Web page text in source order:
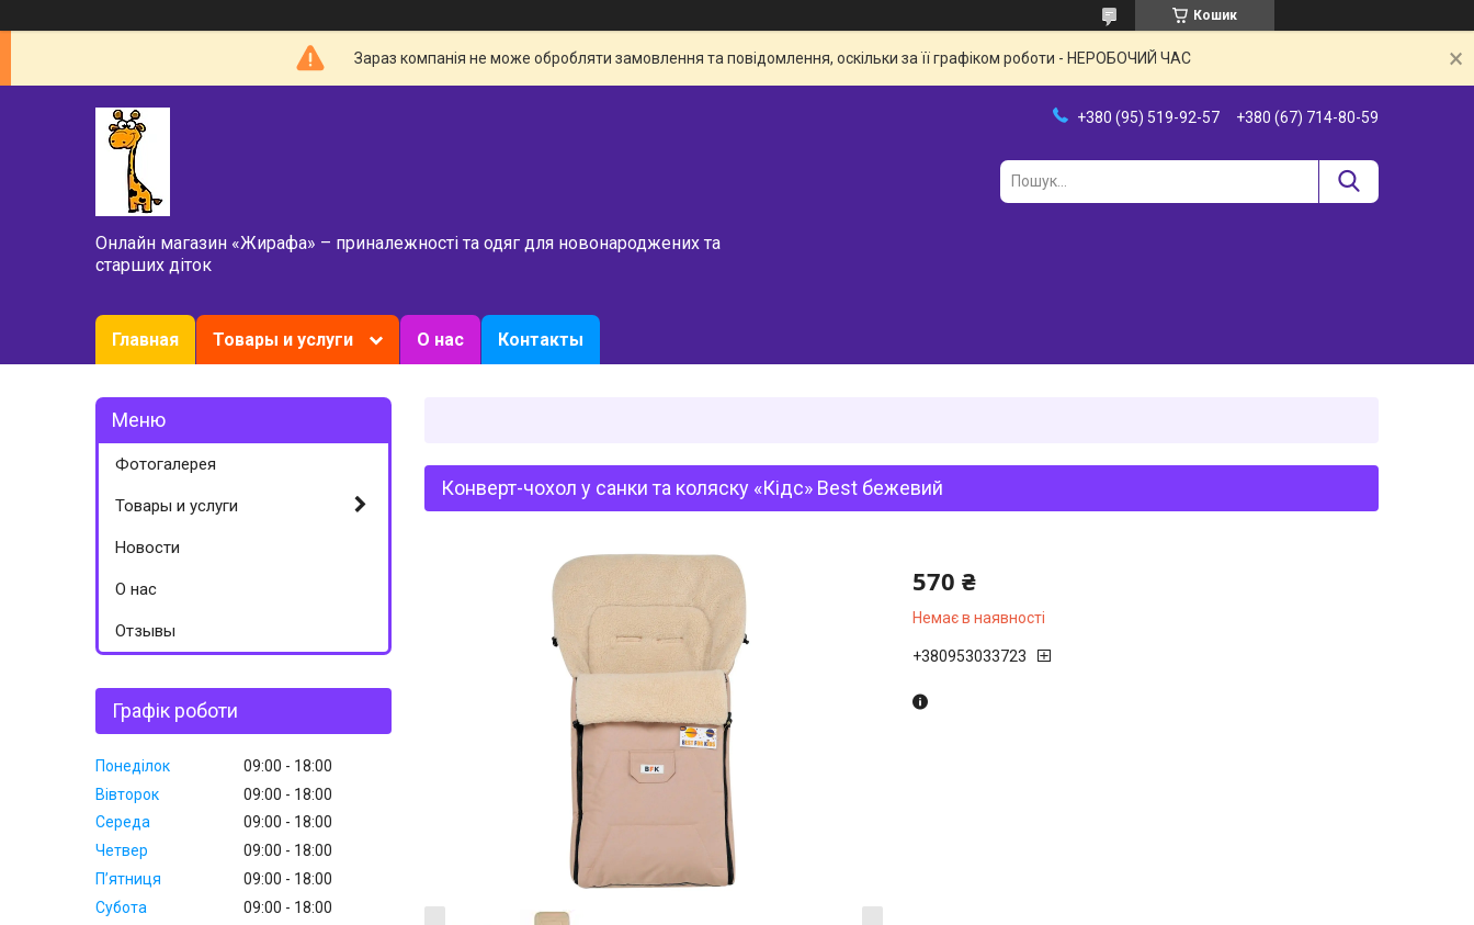
Кошик
Зараз компанія не може обробляти замовлення та повідомлення, оскільки за її графіком роботи - НЕРОБОЧИЙ ЧАС
Онлайн магазин «Жирафа» – приналежності та одяг для новонароджених та
старших діток
+380 (95) 519-92-57 +380 (67) 714-80-59
Главная Товары и услуги О нас Контакты
Конверт-чохол у санки та коляску «Кідс» Best бежевий
570 ₴
Немає в наявності
+380953033723
Фотогалерея
Товары и услуги
Новости
О нас
Отзывы
Графік роботи
Понеділок 09:00
18:00
Вівторок
09:00
18:00
Середа
09:00
18:00
Четвер
09:00
18:00
Пʼятниця
09:00
18:00
Субота
09:00
18:00